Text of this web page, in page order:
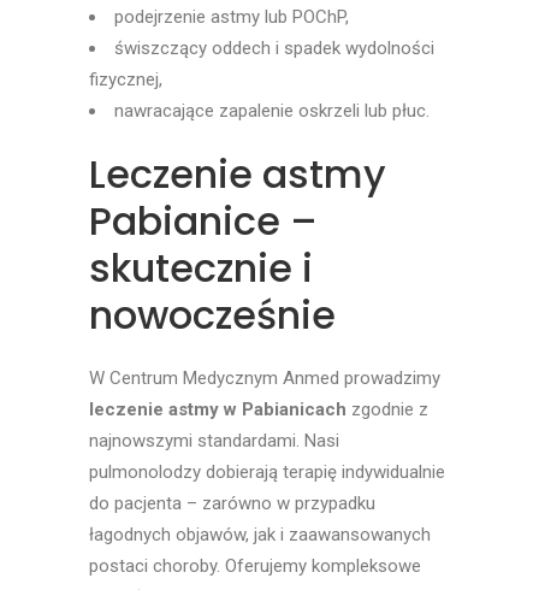
podejrzenie astmy lub POChP,
świszczący oddech i spadek wydolności
fizycznej,
nawracające zapalenie oskrzeli lub płuc.
Leczenie astmy
Pabianice –
skutecznie i
nowocześnie
W Centrum Medycznym Anmed prowadzimy
leczenie astmy w Pabianicach zgodnie z
najnowszymi standardami. Nasi
pulmonolodzy dobierają terapię indywidualnie
do pacjenta – zarówno w przypadku
łagodnych objawów, jak i zaawansowanych
postaci choroby. Oferujemy kompleksowe